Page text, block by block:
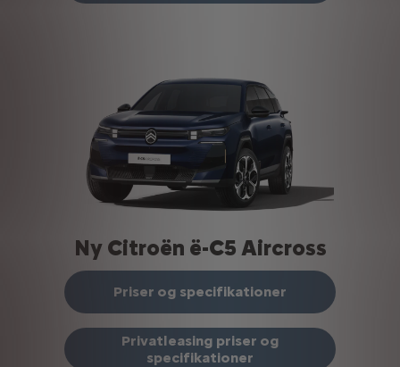
Ny Citroën ë-C5 Aircross
Priser og specifikationer
Privatleasing priser og
specifikationer